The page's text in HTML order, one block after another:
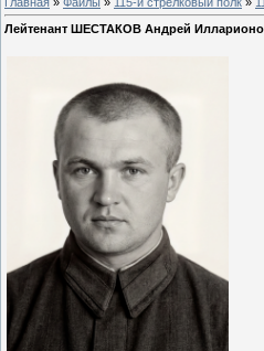
Лейтенант ШЕСТАКОВ Андрей